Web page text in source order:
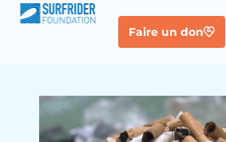
Faire un don